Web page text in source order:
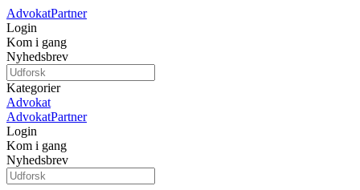
AdvokatPartner
Login
Kom i gang
Nyhedsbrev
Kategorier
Advokat
AdvokatPartner
Login
Kom i gang
Nyhedsbrev